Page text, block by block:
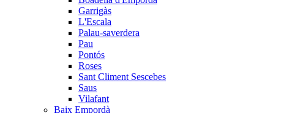
Garrigàs
L'Escala
Palau-saverdera
Pau
Pontós
Roses
Sant Climent Sescebes
Saus
Vilafant
Baix Empordà